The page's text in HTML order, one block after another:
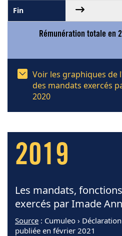
Rémunération totale en
Voir les graphiques
des mandats exercés
2020
2019
Les mandats,
exercés par Imade
Source : Cumuleo ›
publiée en février 2021